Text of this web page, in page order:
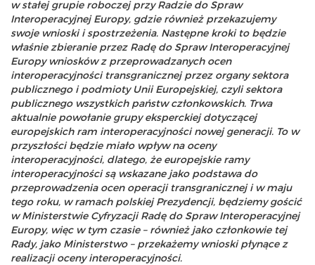
w stałej grupie roboczej przy Radzie do Spraw
Interoperacyjnej Europy, gdzie również przekazujemy
swoje wnioski i spostrzeżenia. Następne kroki to będzie
właśnie zbieranie przez Radę do Spraw Interoperacyjnej
Europy wniosków z przeprowadzanych ocen
interoperacyjności transgranicznej przez organy sektora
publicznego i podmioty Unii Europejskiej, czyli sektora
publicznego wszystkich państw członkowskich. Trwa
aktualnie powołanie grupy eksperckiej dotyczącej
europejskich ram interoperacyjności nowej generacji. To w
przyszłości będzie miało wpływ na oceny
interoperacyjności, dlatego, że europejskie ramy
interoperacyjności są wskazane jako podstawa do
przeprowadzenia ocen operacji transgranicznej i w maju
tego roku, w ramach polskiej Prezydencji, będziemy gościć
w Ministerstwie Cyfryzacji Radę do Spraw Interoperacyjnej
Europy, więc w tym czasie – również jako członkowie tej
Rady, jako Ministerstwo – przekażemy wnioski płynące z
realizacji oceny interoperacyjności.